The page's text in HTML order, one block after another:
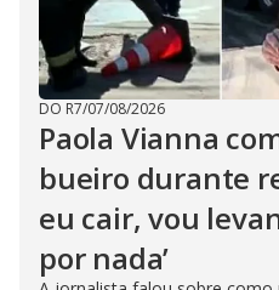
DO R7/07/08/2026
Paola Vianna
bueiro durante
eu cair, vou
por nada’